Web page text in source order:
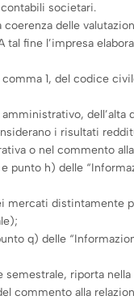
societari.
delle
fine l’impresa
1, del codice
i risultati
o nel commento
h) delle
distintamente
q) delle
riporta
commento alla